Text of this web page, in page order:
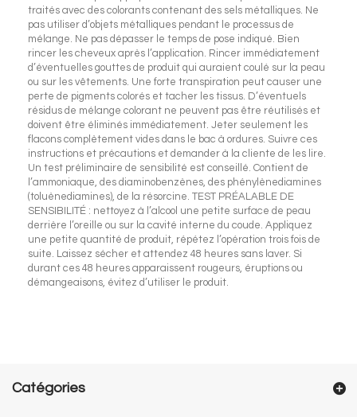
traités avec des colorants contenant des sels métalliques. Ne
pas utiliser d’objets métalliques pendant le processus de
mélange. Ne pas dépasser le temps de pose indiqué. Bien
rincer les cheveux après l’application. Rincer immédiatement
d’éventuelles gouttes de produit qui auraient coulé sur la peau
ou sur les vêtements. Une forte transpiration peut causer une
perte de pigments colorés et tacher les tissus. D’éventuels
résidus de mélange colorant ne peuvent pas être réutilisés et
doivent être éliminés immédiatement. Jeter seulement les
flacons complètement vides dans le bac à ordures. Suivre ces
instructions et précautions et demander à la cliente de les lire.
Un test préliminaire de sensibilité est conseillé. Contient de
l’ammoniaque, des diaminobenzènes, des phénylènediamines
(toluènediamines), de la résorcine. TEST PRÉALABLE DE
SENSIBILITÉ : nettoyez à l’alcool une petite surface de peau
derrière l’oreille ou sur la cavité interne du coude. Appliquez
une petite quantité de produit, répétez l’opération trois fois de
suite. Laissez sécher et attendez 48 heures sans laver. Si
durant ces 48 heures apparaissent rougeurs, éruptions ou
démangeaisons, évitez d’utiliser le produit.
Catégories